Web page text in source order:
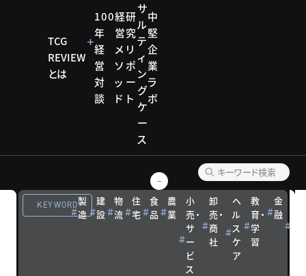
TCG
REVIEW
とは
100
年
経
営
対
談
経
営
メ
ソ
ッ
ド
研
究
リ
ポ
ー
ト
サ
ル
テ
ィ
ン
グ
ケ
ー
ス
中
堅
企
業
ラ
ボ
KEYWORD製
造
建
設
物
流
住
宅
食
品
農
業
小
売・
サ
ー
ビ
ス
卸
売・
商
社
ヘ
ル
ス
ケ
ア
教
育・
学
習
金
融
モデル企業
経営理念、基本方針を策定しESG経営を着実に推進：
日本エスコン
モデル企業
モデル
企業
優れた経営戦
略を実践する